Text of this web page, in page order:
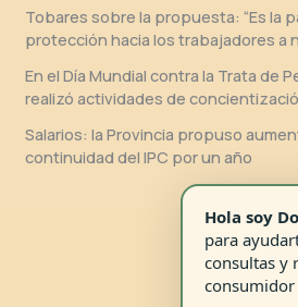
Tobares sobre la propuesta: “Es la
protección hacia los trabajadores a
En el Día Mundial contra la Trata de
realizó actividades de
Salarios: la Provincia propuso
continuidad del IPC por un año